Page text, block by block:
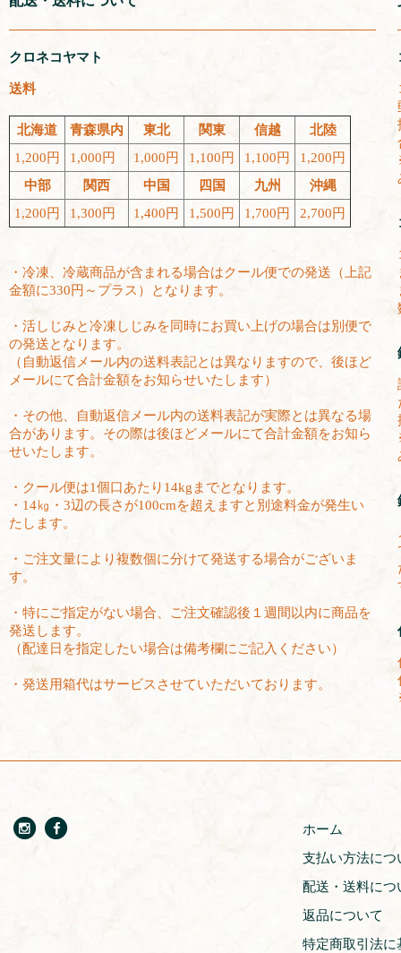
クロネコヤマト
送料
北海道 青森県内 東北 関東 信越
北陸
1,200円
1,000円 1,000円 1,100円 1,100円
1,200円
中部
関西 中国 四国 九州
沖縄
1,200円
1,300円 1,400円 1,500円 1,700円 2,700円
・冷凍、冷蔵商品が含まれる場合はクール便での発送（上記
金額に330円～プラス）となります。
・活しじみと冷凍しじみを同時にお買い上げの場合は別便で
の発送となります。
（自動返信メール内の送料表記とは異なりますので、後ほど
メールにて合計金額をお知らせいたします）
・その他、自動返信メール内の送料表記が実際とは異なる場
合があります。その際は後ほどメールにて合計金額をお知ら
せいたします。
・クール便は1個口あたり14kgまでとなります。
・14㎏・3辺の長さが100cmを超えますと別途料金が発生い
たします。
・ご注文量により複数個に分けて発送する場合がございま
す。
・特にご指定がない場合、ご注文確認後１週間以内に商品を
発送します。
（配達日を指定したい場合は備考欄にご記入ください）
・発送用箱代はサービスさせていただいております。
ホーム
支払い方法につ
配送・送料につ
返品について
特定商取引法に